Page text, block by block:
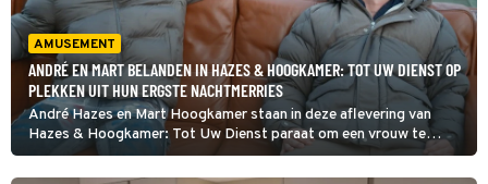
AMUSEMENT
ANDRÉ EN MART BELANDEN IN HAZES & HOOGKAMER: TOT UW DIENST OP
PLEKKEN UIT HUN ERGSTE NACHTMERRIES
André Hazes en Mart Hoogkamer staan in deze aflevering van
Hazes & Hoogkamer: Tot Uw Dienst paraat om een vrouw te
helpen die haar handen vol heeft aan een kringloopwinkel en een
manege. Dat blijkt de mannen zwaarder te vallen dan ze van